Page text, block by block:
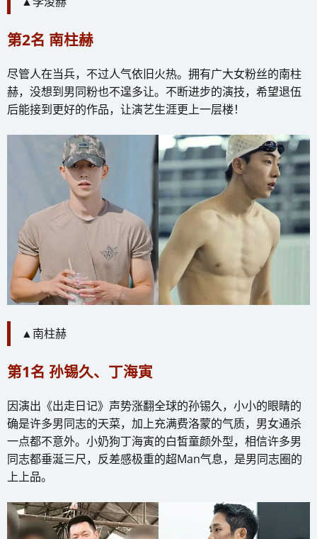
第2名 南柱赫
尽管人在当兵，不过人气依旧火热。拥有广大女粉丝的南柱
赫，没想到男同粉也不遑多让。不断进步的演技，希望退伍
后能接到更好的作品，让演艺生涯更上一层楼！
▲南柱赫
第1名 孙锡久、丁海寅
因演出《出走日记》声势涨翻全球的孙锡久，小小的眼睛的
确是许多男同志的天菜，加上充满费洛蒙的气质，男女通杀
一点都不意外。小奶狗丁海寅的白皙童颜外型，相信许多男
同志都垂涎三尺，反差感极重的超Man气息，是男同志圈的
上上品。